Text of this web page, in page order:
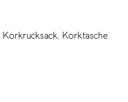
Korkrucksack, Korktasche